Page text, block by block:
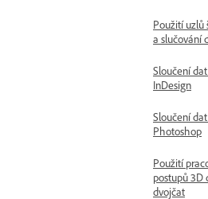
Použití uzlů
a slučování
Sloučení
InDesign
Sloučení
Photoshop
Použití
postupů 3D
dvojčat